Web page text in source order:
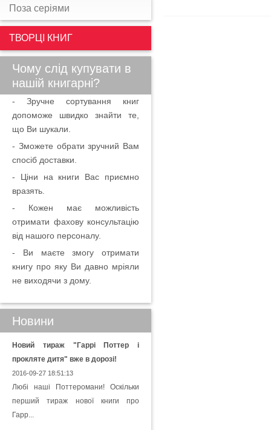
Поза серіями
ТВОРЦІ КНИГ
Чому слід купувати в
нашій книгарні?
- Зручне сортування книг
допоможе швидко знайти те,
що Ви шукали.
- Зможете обрати зручний Вам
спосіб доставки.
- Ціни на книги Вас приємно
вразять.
- Кожен має можливість
отримати фахову консультацію
від нашого персоналу.
- Ви маєте змогу отримати
книгу про яку Ви давно мріяли
не виходячи з дому.
Новини
Новий тираж "Гаррі Поттер і
прокляте дитя" вже в дорозі!
2016-09-27 18:51:13
Любі наші Поттеромани! Оскільки
перший тираж нової книги про
Гарр...